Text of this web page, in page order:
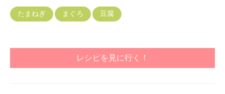
たまねぎ まぐろ 豆腐
レシピを見に行く！